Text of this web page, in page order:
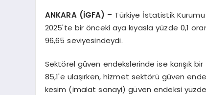
ANKARA (İGFA) – Türkiye İstatistik
2025'te bir önceki aya kıyasla yüzde 0,1
96,65 seviyesindeydi.
Sektörel güven endekslerinde ise karışık
85,1'e ulaşırken, hizmet sektörü güven
kesim (imalat sanayi) güven endeksi